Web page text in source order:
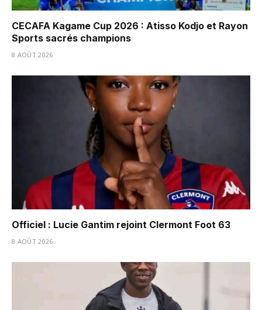
CECAFA Kagame Cup 2026 : Atisso Kodjo et Rayon
Sports sacrés champions
8 AOÛT 2026
Officiel : Lucie Gantim rejoint Clermont Foot 63
8 AOÛT 2026